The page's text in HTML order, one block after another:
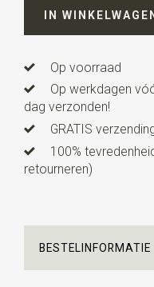
Lengte4,5 cm
verstelbaar bandje.
IN WINKELWAGEN
Op voorraad
Op werkdagen
dag verzonden!
GRATIS
100%
retourneren)
BESTELINFORMATIE